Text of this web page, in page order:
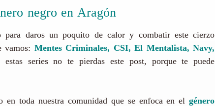
negro en Aragón
daros un poquito de calor y combatir este cierzo
Mentes Criminales, CSI, El Mentalista, Navy,
series no te pierdas este post, porque te puede
en toda nuestra comunidad que se enfoca en elgénero